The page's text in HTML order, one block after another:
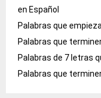
en Español
Palabras que
Palabras que
Palabras de 7 letras
Palabras que